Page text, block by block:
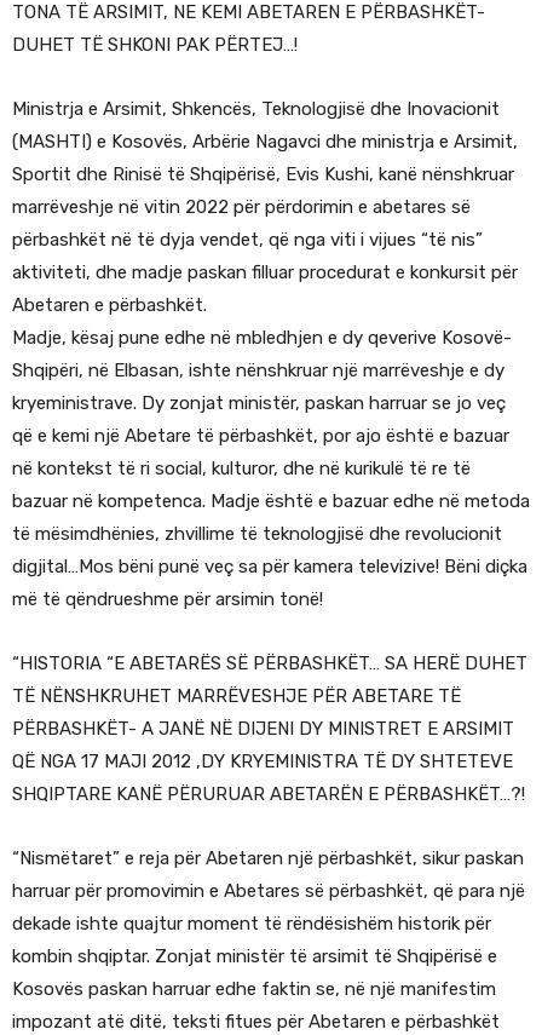
TONA TË ARSIMIT, NE KEMI ABETAREN E PËRBASHKËT-
DUHET TË SHKONI PAK PËRTEJ…!
Ministrja e Arsimit, Shkencës, Teknologjisë dhe Inovacionit
(MASHTI) e Kosovës, Arbërie Nagavci dhe ministrja e Arsimit,
Sportit dhe Rinisë të Shqipërisë, Evis Kushi, kanë nënshkruar
marrëveshje në vitin 2022 për përdorimin e abetares së
përbashkët në të dyja vendet, që nga viti i vijues “të nis”
aktiviteti, dhe madje paskan filluar procedurat e konkursit për
Abetaren e përbashkët.
Madje, kësaj pune edhe në mbledhjen e dy qeverive Kosovë-
Shqipëri, në Elbasan, ishte nënshkruar një marrëveshje e dy
kryeministrave. Dy zonjat ministër, paskan harruar se jo veç
që e kemi një Abetare të përbashkët, por ajo është e bazuar
në kontekst të ri social, kulturor, dhe në kurikulë të re të
bazuar në kompetenca. Madje është e bazuar edhe në metoda
të mësimdhënies, zhvillime të teknologjisë dhe revolucionit
digjital…Mos bëni punë veç sa për kamera televizive! Bëni diçka
më të qëndrueshme për arsimin tonë!
“HISTORIA “E ABETARËS SË PËRBASHKËT… SA HERË DUHET
TË NËNSHKRUHET MARRËVESHJE PËR ABETARE TË
PËRBASHKËT- A JANË NË DIJENI DY MINISTRET E ARSIMIT
QË NGA 17 MAJI 2012 ,DY KRYEMINISTRA TË DY SHTETEVE
SHQIPTARE KANË PËRURUAR ABETARËN E PËRBASHKËT…?!
“Nismëtaret” e reja për Abetaren një përbashkët, sikur paskan
harruar për promovimin e Abetares së përbashkët, që para një
dekade ishte quajtur moment të rëndësishëm historik për
kombin shqiptar. Zonjat ministër të arsimit të Shqipërisë e
Kosovës paskan harruar edhe faktin se, në një manifestim
impozant atë ditë, teksti fitues për Abetaren e përbashkët